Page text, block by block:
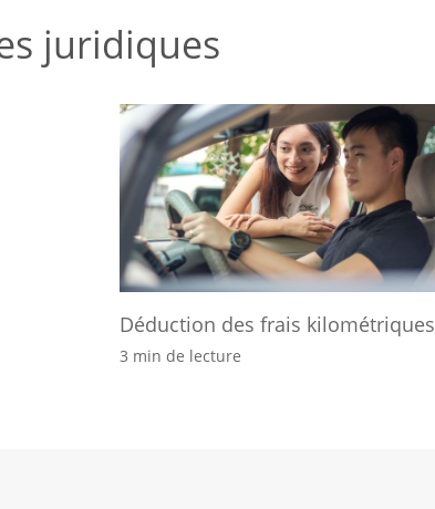
juridiques
Déduction des frais kilométriques
3 min de lecture